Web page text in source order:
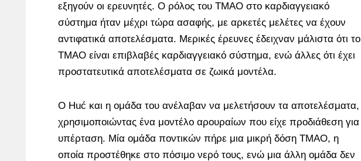
εξηγούν οι ερευνητές. Ο ρόλος του TMAO στο καρδιαγγειακό
σύστημα ήταν μέχρι τώρα ασαφής, με αρκετές μελέτες να έχουν
αντιφατικά αποτελέσματα. Μερικές έρευνες έδειχναν μάλιστα ότι το
TMAO είναι επιβλαβές καρδιαγγειακό σύστημα, ενώ άλλες ότι έχει
προστατευτικά αποτελέσματα σε ζωικά μοντέλα.
Ο Huć και η ομάδα του ανέλαβαν να μελετήσουν τα αποτελέσματα,
χρησιμοποιώντας ένα μοντέλο αρουραίων που είχε προδιάθεση για
υπέρταση. Μία ομάδα ποντικών πήρε μια μικρή δόση TMAO, η
οποία προστέθηκε στο πόσιμο νερό τους, ενώ μια άλλη ομάδα δεν